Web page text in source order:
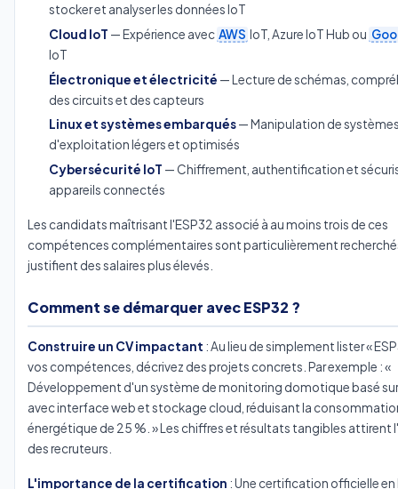
stocker et analyser les données IoT
Cloud IoT — Expérience avec AWS IoT, Azure IoT Hub ou
IoT
Électronique et électricité — Lecture de schémas,
des circuits et des capteurs
Linux et systèmes embarqués— Manipulation de
d'exploitation légers et optimisés
Cybersécurité IoT — Chiffrement, authentification et
appareils connectés
Les candidats maîtrisant l'ESP32 associé à au moins trois de ces
compétences complémentaires sont particulièrement
justifient des salaires plus élevés.
Comment se démarquer avec ESP32 ?
Construire un CV impactant : Au lieu de simplement lister «
vos compétences, décrivez des projets concrets. Par exemple : «
Développement d'un système de monitoring domotique basé
avec interface web et stockage cloud, réduisant la
énergétique de 25 %. » Les chiffres et résultats tangibles
des recruteurs.
L'importance de la certification : Une certification officielle en